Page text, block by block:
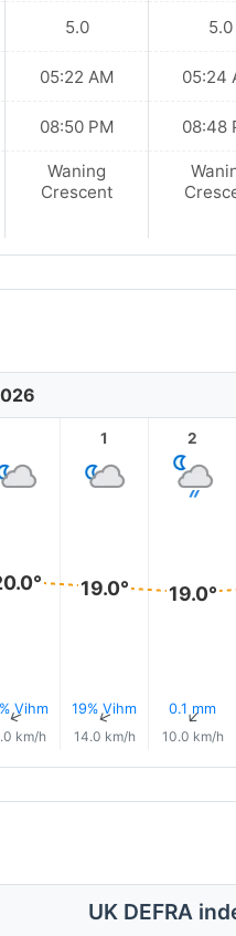
5.0
05:22 AM
08:50 PM
Waning
Crescent
5.0
05:24
08:48
Vihm
↑
km/h
1
19.0°
19% Vihm
↑
14.0 km/h
2
19.0°
0.1 mm
↑
10.0 km/h
UK DEFRA